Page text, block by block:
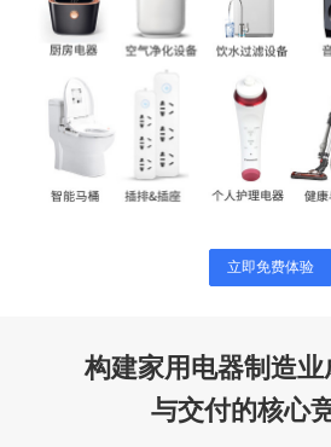
立即免费体验
构建家用电器制造
与交付的核心